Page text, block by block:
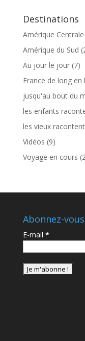
Destinations
Amérique Centrale
Amérique du Sud
Au jour le jour(7)
France de long en
jusqu'au bout du
les enfants
les vieux racontent
Vidéos (9)
Voyage en cours
Abonnez-
E-mail *